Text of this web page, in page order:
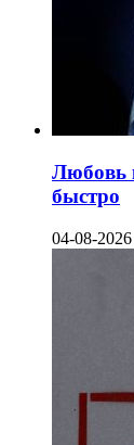
Любовь
быстро
04-08-2026